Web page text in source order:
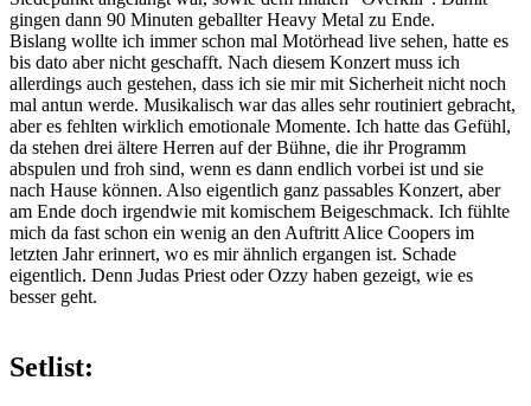
gingen dann 90 Minuten geballter Heavy Metal zu Ende.
Bislang wollte ich immer schon mal Motörhead live sehen, hatte es
bis dato aber nicht geschafft. Nach diesem Konzert muss ich
allerdings auch gestehen, dass ich sie mir mit Sicherheit nicht noch
mal antun werde. Musikalisch war das alles sehr routiniert gebracht,
aber es fehlten wirklich emotionale Momente. Ich hatte das Gefühl,
da stehen drei ältere Herren auf der Bühne, die ihr Programm
abspulen und froh sind, wenn es dann endlich vorbei ist und sie
nach Hause können. Also eigentlich ganz passables Konzert, aber
am Ende doch irgendwie mit komischem Beigeschmack. Ich fühlte
mich da fast schon ein wenig an den Auftritt Alice Coopers im
letzten Jahr erinnert, wo es mir ähnlich ergangen ist. Schade
eigentlich. Denn Judas Priest oder Ozzy haben gezeigt, wie es
besser geht.
Setlist: